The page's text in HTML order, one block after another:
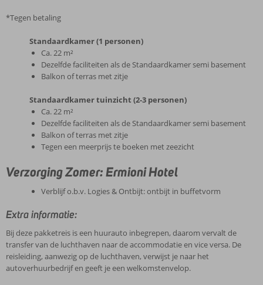
*Tegen betaling
Standaardkamer (1 personen)
Ca. 22 m²
Dezelfde faciliteiten als de Standaardkamer semi basement
Balkon of terras met zitje
Standaardkamer tuinzicht (2-3 personen)
Ca. 22 m²
Dezelfde faciliteiten als de Standaardkamer semi basement
Balkon of terras met zitje
Tegen een meerprijs te boeken met zeezicht
Verzorging Zomer: Ermioni Hotel
Verblijf o.b.v. Logies & Ontbijt: ontbijt in buffetvorm
Extra informatie:
Bij deze pakketreis is een huurauto inbegrepen, daarom vervalt de
transfer van de luchthaven naar de accommodatie en vice versa. De
reisleiding, aanwezig op de luchthaven, verwijst je naar het
autoverhuurbedrijf en geeft je een welkomstenvelop.